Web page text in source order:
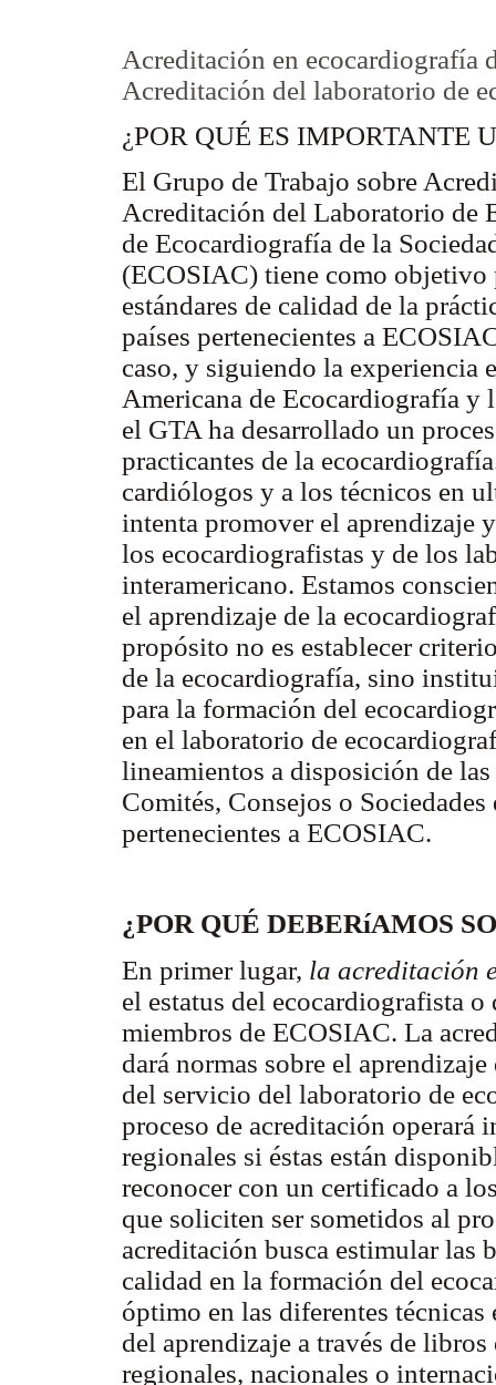
Acreditación en ecocardiografía
Acreditación del laboratorio de
¿POR QUÉ ES IMPORTANTE
El Grupo de Trabajo sobre
Acreditación del Laboratorio de
de Ecocardiografía de la
(ECOSIAC) tiene como
estándares de calidad de la
países pertenecientes a
caso, y siguiendo la experiencia
Americana de Ecocardiografía y
el GTA ha desarrollado un
practicantes de la
cardiólogos y a los técnicos en
intenta promover el aprendizaje
los ecocardiografistas y de los
interamericano. Estamos
el aprendizaje de la
propósito no es establecer
de la ecocardiografía, sino
para la formación del
en el laboratorio de
lineamientos a disposición de
Comités, Consejos o
pertenecientes a ECOSIAC.
¿POR QUÉ DEBERíAMOS
En primer lugar, la acreditación
el estatus del ecocardiografista
miembros de ECOSIAC. La
dará normas sobre el
del servicio del laboratorio de
proceso de acreditación operará
regionales si éstas están
reconocer con un certificado a
que soliciten ser sometidos al
acreditación busca estimular las
calidad en la formación del
óptimo en las diferentes
del aprendizaje a través de
regionales, nacionales o